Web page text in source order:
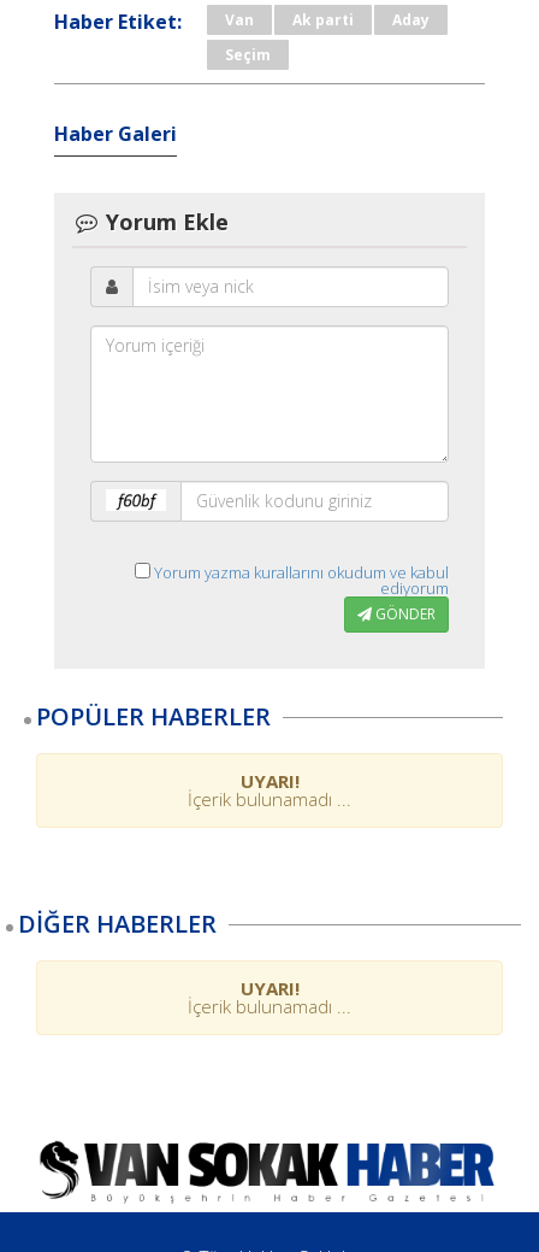
Haber Etiket: Van Ak parti
Aday
Seçim
Haber Galeri
Yorum Ekle
Yorum yazma kurallarını okudum ve kabul
ediyorum
GÖNDER
POPÜLER HABERLER
UYARI!
İçerik bulunamadı ...
DİĞER HABERLER
UYARI!
İçerik bulunamadı ...